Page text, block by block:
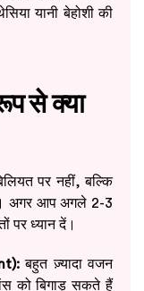
यानी बेहोशी की
से क्या
पर नहीं, बल्कि
अगर आप अगले 2-3
पर ध्यान दें।
बहुत ज़्यादा वजन
को बिगाड़ सकते हैं